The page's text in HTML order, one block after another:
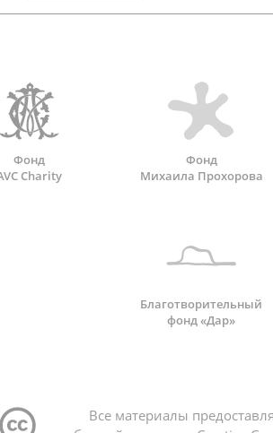
Фонд
Charity
Фонд
Михаила Прохорова
Благотворительный
фонд «Дар»
Все материалы